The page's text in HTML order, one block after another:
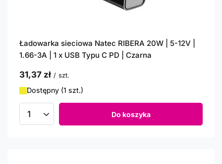
Ładowarka sieciowa Natec RIBERA 20W | 5-12V |
1.66-3A | 1 x USB Typu C PD | Czarna
31,37 zł / szt.
Dostępny (1 szt.)
Ilość produktów Do koszyka